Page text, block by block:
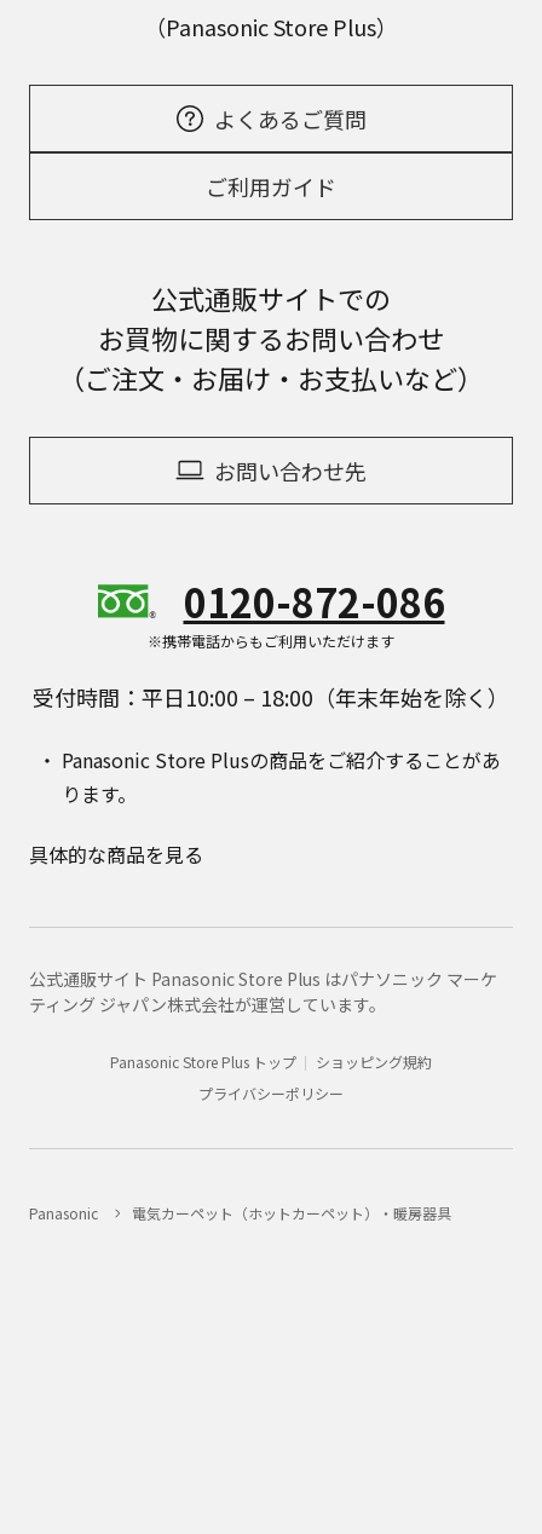
（Panasonic Store Plus）
よくあるご質問
ご利用ガイド
公式通販サイトでの
お買物に関するお問い合わせ
（ご注文・お届け・お支払いなど）
お問い合わせ先
0120-872-086
※携帯電話からもご利用いただけます
受付時間：平日10:00 – 18:00（年末年始を除く）
Panasonic Store Plusの商品をご紹介することがあ
ります。
具体的な商品を見る
公式通販サイト Panasonic Store Plus はパナソニック マーケ
ティング ジャパン株式会社が運営しています。
Panasonic Store Plus トップ
ショッピング規約
プライバシーポリシー
Panasonic
電気カーペット（ホットカーペット）・暖房器具